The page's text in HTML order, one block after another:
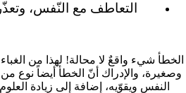
التعاطف مع النّفس،
الخطأ شيء واقعٌ لا محالة! لهذا من
وصغيرة، والإدراك أنّ الخطأ أيضاً نوع
النفس ويقوّيه، إضافة إلى زيادة